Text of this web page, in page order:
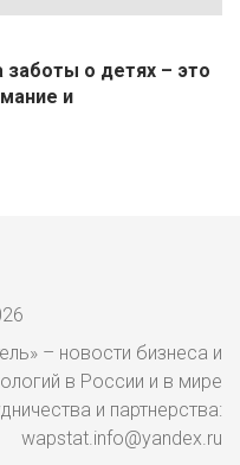
заботы о детях – это
и
– новости бизнеса и
в России и в мире
и партнерства:
wapstat.info@yandex.ru